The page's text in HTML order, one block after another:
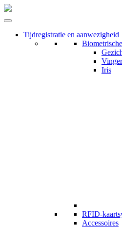
Tijdregistratie en aanwezigheid
Iris
RFID-
Accessoires